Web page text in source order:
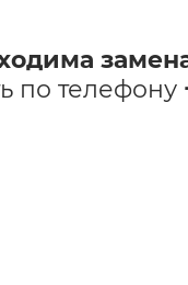
по телефону